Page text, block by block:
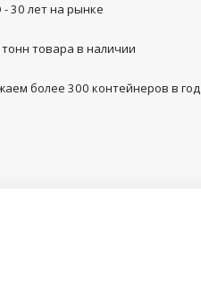
- 30 лет на рынке
товара в наличии
более 300 контейнеров в год